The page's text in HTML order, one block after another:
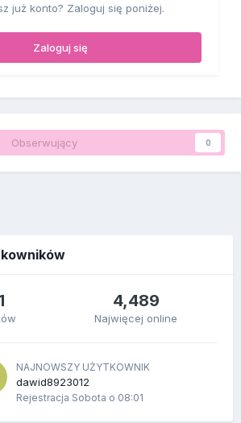
już konto? Zaloguj się poniżej.
Zaloguj się
Obserwujący 0
4,489
Najwięcej online
NAJNOWSZY UŻYTKOWNIK
dawid8923012
Rejestracja Sobota o 08:01